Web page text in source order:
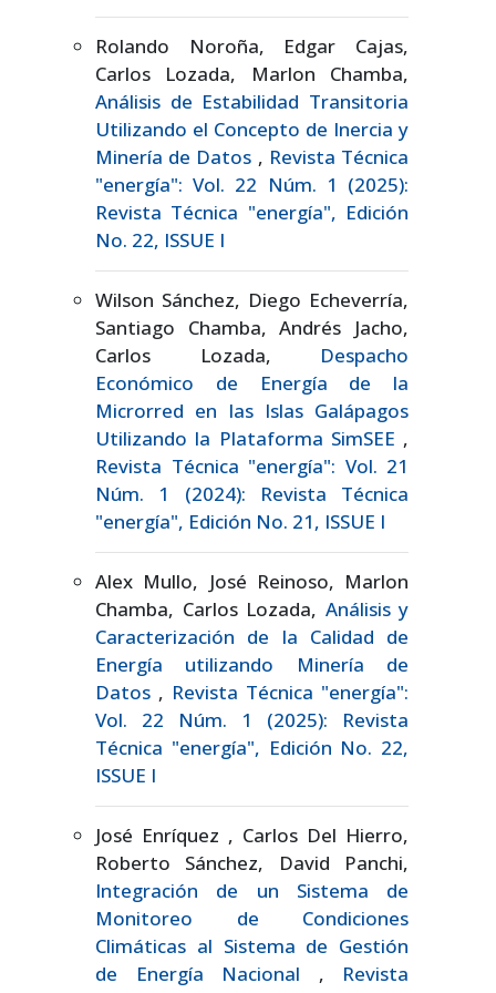
Rolando Noroña, Edgar Cajas,
Carlos Lozada, Marlon Chamba,
Análisis de Estabilidad Transitoria
Utilizando el Concepto de Inercia y
Minería de Datos , Revista Técnica
"energía": Vol. 22 Núm. 1 (2025):
Revista Técnica "energía", Edición
No. 22, ISSUE I
Wilson Sánchez, Diego Echeverría,
Santiago Chamba, Andrés Jacho,
Carlos Lozada, Despacho
Económico de Energía de la
Microrred en las Islas Galápagos
Utilizando la Plataforma SimSEE ,
Revista Técnica "energía": Vol. 21
Núm. 1 (2024): Revista Técnica
"energía", Edición No. 21, ISSUE I
Alex Mullo, José Reinoso, Marlon
Chamba, Carlos Lozada, Análisis y
Caracterización de la Calidad de
Energía utilizando Minería de
Datos , Revista Técnica "energía":
Vol. 22 Núm. 1 (2025): Revista
Técnica "energía", Edición No. 22,
ISSUE I
José Enríquez , Carlos Del Hierro,
Roberto Sánchez, David Panchi,
Integración de un Sistema de
Monitoreo de Condiciones
Climáticas al Sistema de Gestión
de Energía Nacional , Revista